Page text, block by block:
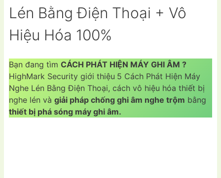
Lén Bằng Điện Thoại + Vô
Hiệu Hóa 100%
Bạn đang tìm CÁCH PHÁT HIỆN MÁY GHI ÂM ?
HighMark Security giới thiệu 5 Cách Phát Hiện Máy
Nghe Lén Bằng Điện Thoại, cách vô hiệu hóa thiết bị
nghe lén và giải pháp chống ghi âm nghe trộm bằng
thiết bị phá sóng máy ghi âm.